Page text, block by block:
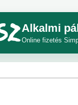
Alkalmi
Online fizetés